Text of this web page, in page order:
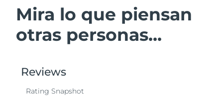
Mira lo que piensan
otras personas...